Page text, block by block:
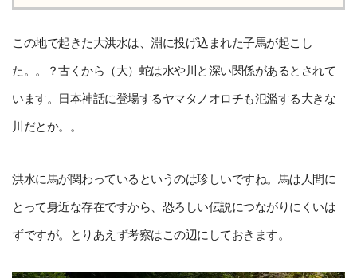
この地で起きた大洪水は、淵に投げ込まれた子馬が起こし
た。。？古くから（大）蛇は水や川と深い関係があるとされて
います。日本神話に登場するヤマタノオロチも氾濫する大きな
川だとか。。
洪水に馬が関わっているというのは珍しいですね。馬は人間に
とって身近な存在ですから、恐ろしい伝説につながりにくいは
ずですが。とりあえず考察はこの辺にしておきます。